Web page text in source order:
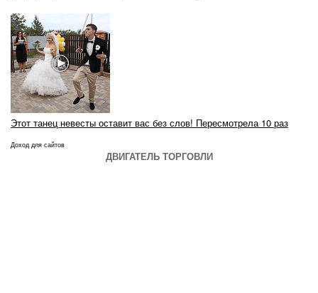
Этот танец невесты оставит вас без слов! Пересмотрела 10 раз
Доход для сайтов
ДВИГАТЕЛЬ ТОРГОВЛИ